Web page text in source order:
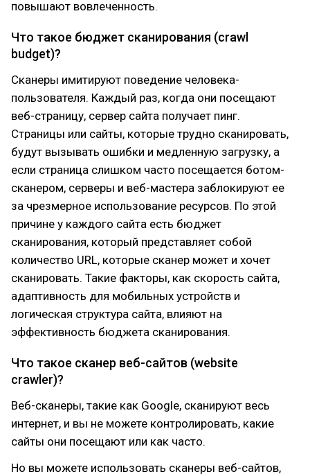
повышают вовлеченность.
Что такое бюджет сканирования (crawl
budget)?
Сканеры имитируют поведение человека-
пользователя. Каждый раз, когда они посещают
веб-страницу, сервер сайта получает пинг.
Страницы или сайты, которые трудно сканировать,
будут вызывать ошибки и медленную загрузку, а
если страница слишком часто посещается ботом-
сканером, серверы и веб-мастера заблокируют ее
за чрезмерное использование ресурсов. По этой
причине у каждого сайта есть бюджет
сканирования, который представляет собой
количество URL, которые сканер может и хочет
сканировать. Такие факторы, как скорость сайта,
адаптивность для мобильных устройств и
логическая структура сайта, влияют на
эффективность бюджета сканирования.
Что такое сканер веб-сайтов (website
crawler)?
Веб-сканеры, такие как Google, сканируют весь
интернет, и вы не можете контролировать, какие
сайты они посещают или как часто.
Но вы можете использовать сканеры веб-сайтов,